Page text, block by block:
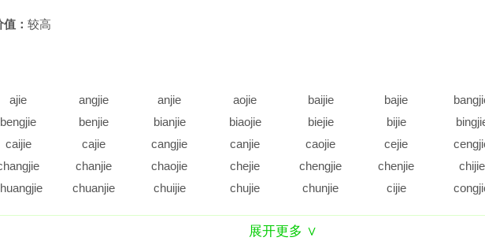
： 较高
ajie angjie anjie aojie baijie bajie
bengjie benjie bianjie biaojie biejie bijie
caijie cajie cangjie canjie caojie cejie
chanjie chaojie chejie chengjie chenjie chijie
chuanjie chuijie chujie chunjie cijie
dijie dingjie
展开更多 ∨